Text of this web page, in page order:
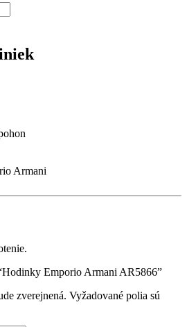
Armani
Emporio Armani AR5866”
zverejnená. Vyžadované polia sú